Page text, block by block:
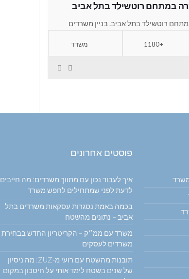
במתחם רוטשילד בתל אביב
רוטשילד בתל אביב. בניין משרדים
+1180 משרד
פוסטים אחרונים
איך לעבוד נכון עם מתווך משרדים: מה חייבים
לדעת לפני שמתחילים לחפש משרד
בכמה באמת נסגרות עסקאות משרדים בתל
אביב – נתונים מהשטח
משרד עם ממ״ק – הקריטריון החדש בבחירת
משרדים לעסקים
תובנות מהשטח עם רועי מ-ZUZ: מה ניסיון
של שנים בשטח לימד אותי על חיסכון במקום